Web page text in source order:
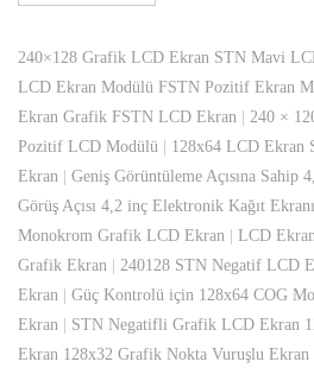
240×128 Grafik LCD Ekran STN Mavi
LCD Ekran Modülü FSTN Pozitif Ekran
Ekran Grafik FSTN LCD Ekran | 240 ×
Pozitif LCD Modülü | 128x64 LCD Ekran
Ekran | Geniş Görüntüleme Açısına Sahip
Görüş Açısı 4,2 inç Elektronik Kağıt Ekranı
Monokrom Grafik LCD Ekran | LCD
Grafik Ekran | 240128 STN Negatif LCD
Ekran | Güç Kontrolü için 128x64 COG
Ekran | STN Negatifli Grafik LCD Ekran
Ekran 128x32 Grafik Nokta Vuruşlu